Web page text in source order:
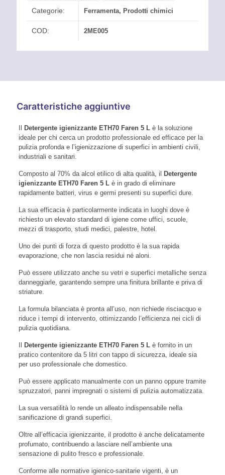
Categorie: Ferramenta, Prodotti chimici
COD: 2ME005
Caratteristiche aggiuntive
Detergente igienizzante ETH70 Faren 5 Lè la soluzione
ideale per chi cerca un prodotto professionale ed efficace per la
pulizia profonda e l’igienizzazione di superfici in ambienti civili,
industriali e sanitari.
Composto al 70% da alcol etilico di alta qualità, il
Detergente
igienizzante ETH70 Faren 5 Lè in grado di eliminare
rapidamente batteri, virus e germi presenti su superfici dure.
La sua efficacia è particolarmente indicata in luoghi dove è
richiesto un elevato standard di igiene come uffici, scuole,
mezzi di trasporto, studi medici, palestre, hotel.
Uno dei punti di forza di questo prodotto è la sua rapida
evaporazione, che non lascia residui né aloni.
Può essere utilizzato anche su vetri e superfici metalliche senza
danneggiarle, garantendo sempre una finitura brillante e priva di
striature.
La formula bilanciata è pronta all’uso, non richiede risciacquo e
riduce i tempi di intervento, ottimizzando l’efficienza nei cicli di
pulizia quotidiana.
Detergente igienizzante ETH70 Faren 5 Lè fornito in un
pratico contenitore da 5 litri con tappo di sicurezza, ideale sia
per uso professionale che domestico.
Può essere applicato manualmente con un panno oppure tramite
spruzzatori, panni impregnati o sistemi di pulizia automatizzata.
La sua versatilità lo rende un alleato indispensabile nella
sanificazione di grandi superfici.
Oltre all’efficacia igienizzante, il prodotto è anche delicatamente
profumato, contribuendo a lasciare nell’ambiente una
sensazione di pulito fresco e professionale.
Conforme alle normative igienico-sanitarie vigenti, è un